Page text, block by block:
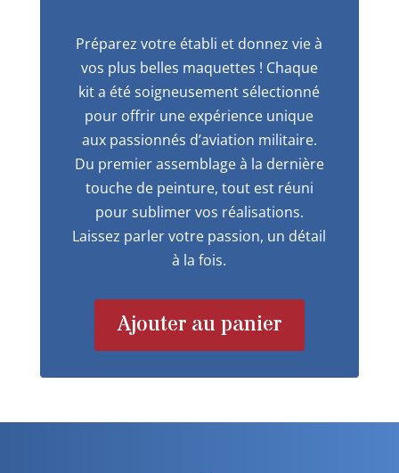
Préparez votre établi et donnez vie à
vos plus belles maquettes ! Chaque
kit a été soigneusement sélectionné
pour offrir une expérience unique
aux passionnés d’aviation militaire.
Du premier assemblage à la dernière
touche de peinture, tout est réuni
pour sublimer vos réalisations.
Laissez parler votre passion, un détail
à la fois.
Ajouter au panier